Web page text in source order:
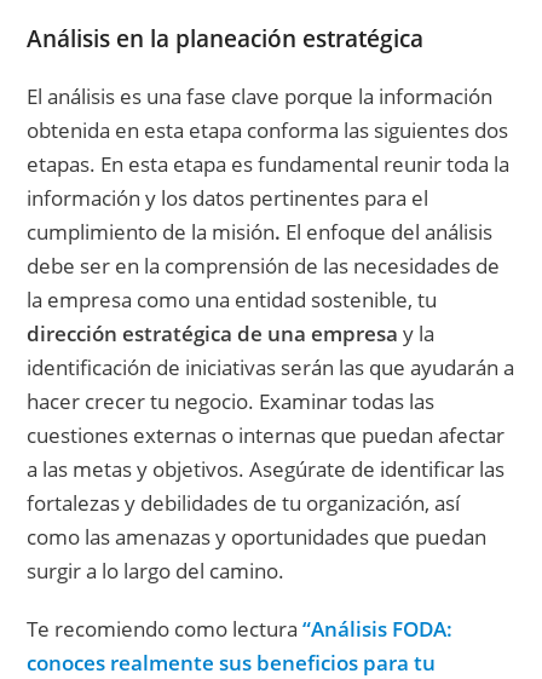
Análisis en la planeación estratégica
El análisis es una fase clave porque la información
obtenida en esta etapa conforma las siguientes dos
etapas. En esta etapa es fundamental reunir toda la
información y los datos pertinentes para el
cumplimiento de la misión. El enfoque del análisis
debe ser en la comprensión de las necesidades de
la empresa como una entidad sostenible, tu
dirección estratégica de una empresa y la
identificación de iniciativas serán las que ayudarán a
hacer crecer tu negocio. Examinar todas las
cuestiones externas o internas que puedan afectar
a las metas y objetivos. Asegúrate de identificar las
fortalezas y debilidades de tu organización, así
como las amenazas y oportunidades que puedan
surgir a lo largo del camino.
Te recomiendo como lectura“Análisis FODA:
conoces realmente sus beneficios para tu